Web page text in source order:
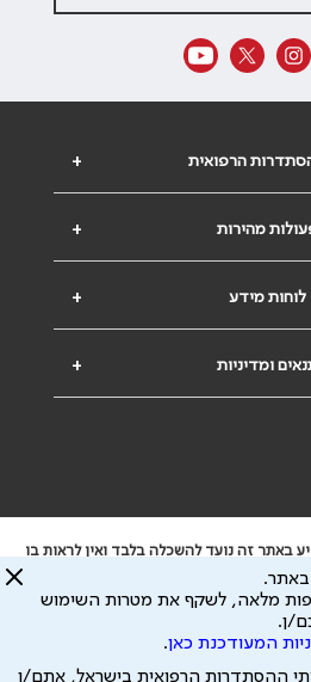
+ הרפואית
+ מהירות
+ לוחות מידע
+ ומדיניות
באתר זה נועד להשכלה בלבד ואין לראות בו
אחראית לתוכן המתפרסם באתר זה ולכל נזק
שעלול להיגרם.
אישי לצורך מתן השרות וכי חלק ממנו עשוי
בכפוף למדיניות הפרטיות
באתר.
מלאה, לשקף את מטרות השימוש
ן.
המעודכנת כאן.
ההסתדרות הרפואית בישראל, אתם/ן